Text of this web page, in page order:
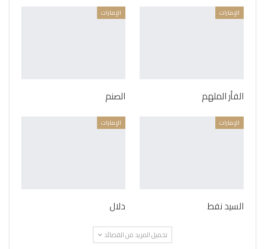
الإمارات
الفأر الملهم
الإمارات
الصنم
الإمارات
السيد نفط
الإمارات
دلال
تحميل المزيد من القصائد